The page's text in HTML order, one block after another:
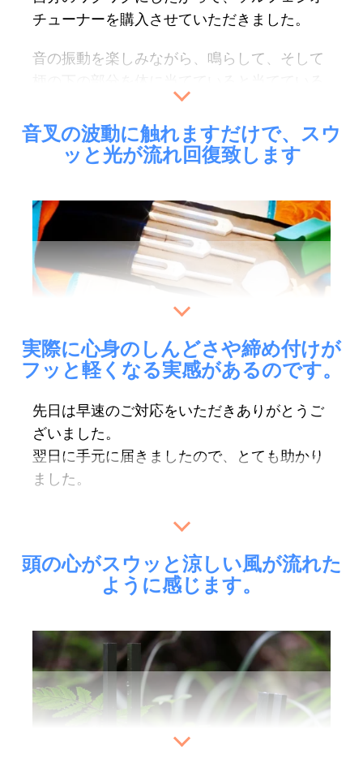
そして、祖母が帰ってきたことに気づけた自
素敵なお品物を届けて頂き、本当にありがと
うございました！
（T.A.様）
チューナーを購入させていただきました。
音の振動を楽しみながら、鳴らして、そして
部分とは違う部位が反応するのがわかり、驚
きました。
その部分へまたチューナーの柄の下の部分を
ずにアッという間に時間が経ってしまいまし
た。
毎日とはいかないのですが、体のメンテナン
ス的にも使わせていただいています。
（いまとことこ様）
音叉の波動に触れますだけで、スウ
ッと光が流れ回復致します
ワンネスカンパニー様にはとても丁寧で氣持
ちの良いご対応をいただき、今もその余韻が
音叉は瞑想前やお客様へヒーリングを受けて
いただく前、又、ヒーリングコンサートなど
でも使わせていただいております。
わたくし自身の身体の調子が優れない時や、
特定の痛みがある時、お食事した後の消化不
良、長時間の移動で周波数が乱れていて自己
ヒーリングに至れないときなどは、音叉に頼
実際に心身のしんどさや締め付けが
フッと軽くなる実感があるのです。
先日は早速のご対応をいただきありがとうご
ざいました。
翌日に手元に届きましたので、とても助かり
ました。
また多くの資料をいただき、しかも知りた
しい気持ちでいっぱいです。
梱包も可愛くて家族と「かわいいね、いい
自身と家族のための調整用として使っていま
す。
音が心地よく、いろんなものが解かれていく
実際に心身のしんどさや締め付けがフッと軽
頭の心がスウッと涼しい風が流れた
ように感じます。